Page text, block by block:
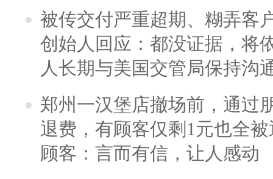
被传交付严重超期、糊弄客
创始人回应：都没证据，将
人长期与美国交管局保持沟
郑州一汉堡店撤场前，通过
退费，有顾客仅剩1元也全
顾客：言而有信，让人感动